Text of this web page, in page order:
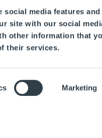
media features
site with our social
other information that
their services.
Marketing